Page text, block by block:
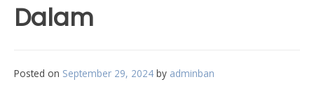
Dalam
Posted on September 29, 2024 by adminban